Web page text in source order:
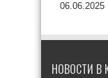
06.06.2025
НОВОСТИ В